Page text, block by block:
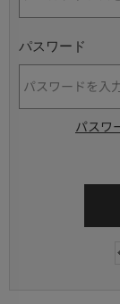
パスワード
パスワ